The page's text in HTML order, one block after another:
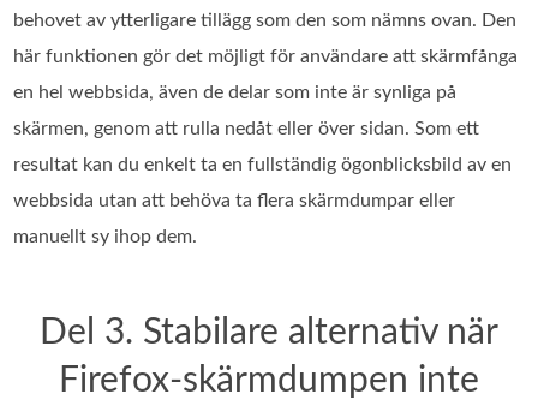
behovet av ytterligare tillägg som den som nämns ovan. Den
här funktionen gör det möjligt för användare att skärmfånga
en hel webbsida, även de delar som inte är synliga på
skärmen, genom att rulla nedåt eller över sidan. Som ett
resultat kan du enkelt ta en fullständig ögonblicksbild av en
webbsida utan att behöva ta flera skärmdumpar eller
manuellt sy ihop dem.
Del 3. Stabilare alternativ när
Firefox-skärmdumpen inte